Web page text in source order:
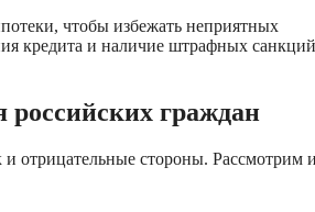
чтобы избежать неприятных
кредита и наличие штрафных санкций
граждан
отрицательные стороны. Рассмотрим